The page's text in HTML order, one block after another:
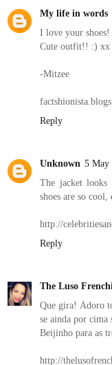
My life in words
I love your shoes!
Cute outfit!! :) xx
-Mitzee
Reply
Unknown 5 May
The jacket
shoes are so
http://
Reply
The Luso
Que gira! Adoro
se ainda por cima
Beijinho para as
http://